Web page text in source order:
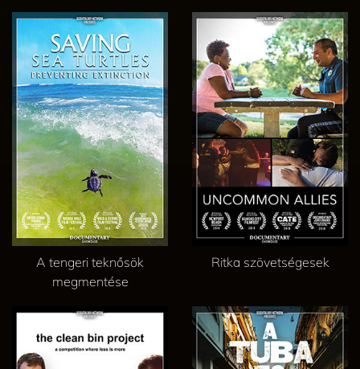
A tengeri teknősök
megmentése
Ritka szövetségesek